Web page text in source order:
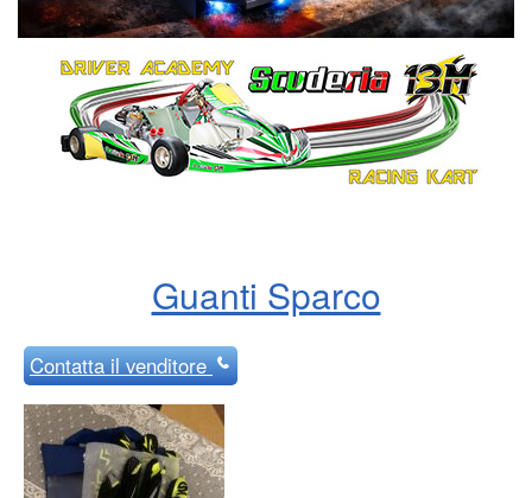
Guanti Sparco
Contattail venditore